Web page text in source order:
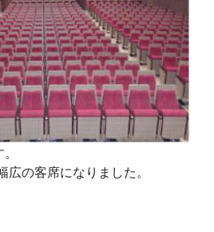
広の客席になりました。